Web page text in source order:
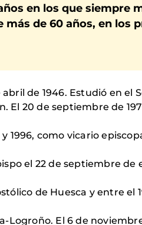
en los que siempre
de 60 años, en los
de 1946. Estudió en el
El 20 de septiembre de
como vicario
el 22 de septiembre de
de Huesca y entre el
Logroño. El 6 de